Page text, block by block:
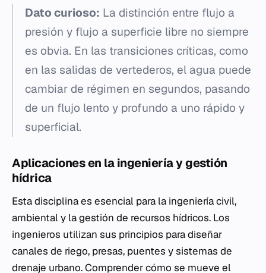
Dato curioso: La distinción entre flujo a
presión y flujo a superficie libre no siempre
es obvia. En las transiciones críticas, como
en las salidas de vertederos, el agua puede
cambiar de régimen en segundos, pasando
de un flujo lento y profundo a uno rápido y
superficial.
Aplicaciones en la ingeniería y gestión
hídrica
Esta disciplina es esencial para la ingeniería civil,
ambiental y la gestión de recursos hídricos. Los
ingenieros utilizan sus principios para diseñar
canales de riego, presas, puentes y sistemas de
drenaje urbano. Comprender cómo se mueve el